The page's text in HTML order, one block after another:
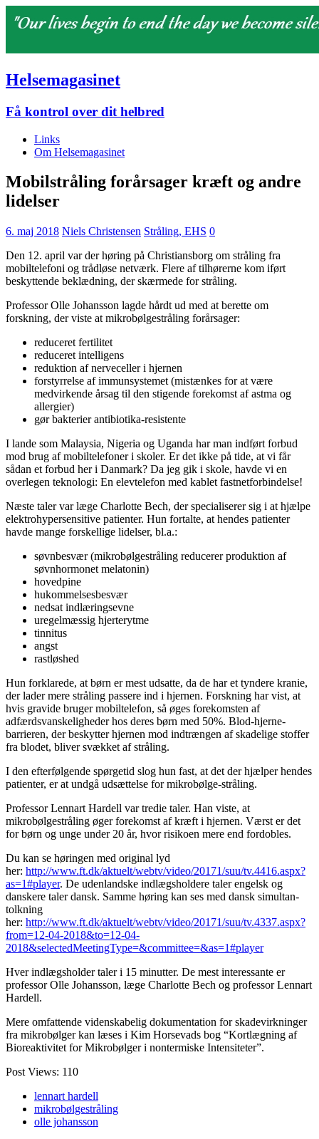
Helsemagasinet
Få kontrol over dit helbred
Links
Om Helsemagasinet
Mobilstråling forårsager kræft og andre
lidelser
6. maj 2018 Niels Christensen Stråling, EHS 0
Den 12. april var der høring på Christiansborg om stråling fra
mobiltelefoni og trådløse netværk. Flere af tilhørerne kom iført
beskyttende beklædning, der skærmede for stråling.
Professor Olle Johansson lagde hårdt ud med at berette om
forskning, der viste at mikrobølgestråling forårsager:
reduceret fertilitet
reduceret intelligens
reduktion af nerveceller i hjernen
forstyrrelse af immunsystemet (mistænkes for at være
medvirkende årsag til den stigende forekomst af astma og
allergier)
gør bakterier antibiotika-resistente
I lande som Malaysia, Nigeria og Uganda har man indført forbud
mod brug af mobiltelefoner i skoler. Er det ikke på tide, at vi får
sådan et forbud her i Danmark? Da jeg gik i skole, havde vi en
overlegen teknologi: En elevtelefon med kablet fastnetforbindelse!
Næste taler var læge Charlotte Bech, der specialiserer sig i at hjælpe
elektrohypersensitive patienter. Hun fortalte, at hendes patienter
havde mange forskellige lidelser, bl.a.:
søvnbesvær (mikrobølgestråling reducerer produktion af
søvnhormonet melatonin)
hovedpine
hukommelsesbesvær
nedsat indlæringsevne
uregelmæssig hjerterytme
tinnitus
angst
rastløshed
Hun forklarede, at børn er mest udsatte, da de har et tyndere kranie,
der lader mere stråling passere ind i hjernen. Forskning har vist, at
hvis gravide bruger mobiltelefon, så øges forekomsten af
adfærdsvanskeligheder hos deres børn med 50%. Blod-hjerne-
barrieren, der beskytter hjernen mod indtrængen af skadelige stoffer
fra blodet, bliver svækket af stråling.
I den efterfølgende spørgetid slog hun fast, at det der hjælper hendes
patienter, er at undgå udsættelse for mikrobølge-stråling.
Professor Lennart Hardell var tredie taler. Han viste, at
mikrobølgestråling øger forekomst af kræft i hjernen. Værst er det
for børn og unge under 20 år, hvor risikoen mere end fordobles.
Du kan se høringen med original lyd
her: http://www.ft.dk/aktuelt/webtv/video/20171/suu/tv.4416.aspx?
as=1#player. De udenlandske indlægsholdere taler engelsk og
danskere taler dansk. Samme høring kan ses med dansk simultan-
tolkning
her: http://www.ft.dk/aktuelt/webtv/video/20171/suu/tv.4337.aspx?
from=12-04-2018&to=12-04-
2018&selectedMeetingType=&committee=&as=1#player
Hver indlægsholder taler i 15 minutter. De mest interessante er
professor Olle Johansson, læge Charlotte Bech og professor Lennart
Hardell.
Mere omfattende videnskabelig dokumentation for skadevirkninger
fra mikrobølger kan læses i Kim Horsevads bog “Kortlægning af
Bioreaktivitet for Mikrobølger i nontermiske Intensiteter”.
Post Views: 110
lennart hardell
mikrobølgestråling
olle johansson